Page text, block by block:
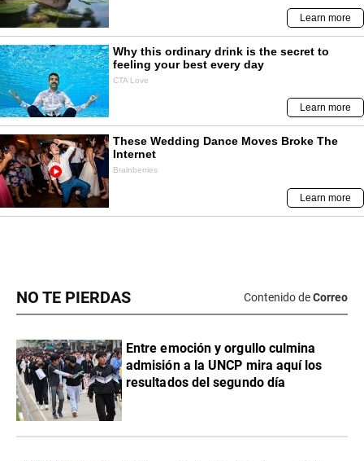
NO TE PIERDAS Contenido deCorreo
Entre emoción y orgullo culmina
admisión a la UNCP mira aquí los
resultados del segundo día